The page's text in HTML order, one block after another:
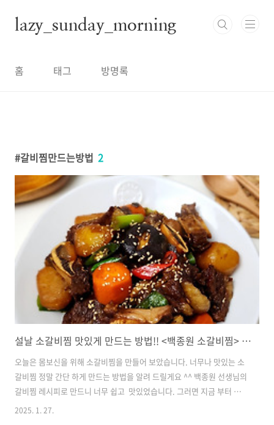
lazy_sunday_morning
홈 태그 방명록
갈비찜만드는방법 2
설날 소갈비찜 맛있게 만드는 방법!! <백종원 소갈비찜> 꿀팁 들어 갑니다^^
​​오늘은 몸보신을 위해 소갈비찜을 만들어 보았습니다. 너무나 맛있는 소
갈비찜 정말 간단 하게 만드는 방법을 알려 드릴게요 ^^ 백종원 선생님의
갈비찜 레시피로 만드니 너무 쉽고 맛있었습니다. 그러면 지금 부터 한
번 만들어 볼까요??? ​ ​​​​소갈비찜 만드는법은고기 핏물만 잘 빼고비율만
2025. 1. 27.